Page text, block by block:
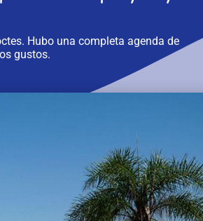
Hubo una completa agenda de
gustos.